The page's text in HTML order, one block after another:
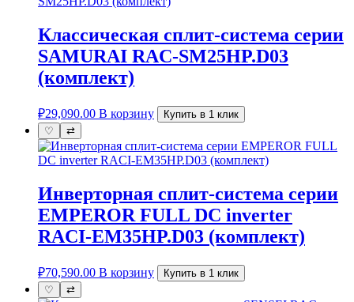
Классическая сплит-система серии
SAMURAI RAC-SM25HP.D03
(комплект)
₽29,090.00 В корзину
Купить в 1 клик
♡
⇄
Инверторная сплит-система серии
EMPEROR FULL DC inverter
RACI-EM35HP.D03 (комплект)
₽70,590.00 В корзину
Купить в 1 клик
♡
⇄